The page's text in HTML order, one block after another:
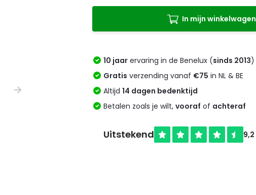
In mijn winkelwagen
10 jaar ervaring in de Benelux (sinds 2013)
Gratis verzending vanaf €75 in NL & BE
Altijd14 dagen bedenktijd
Betalen zoals je wilt,vooraf of achteraf